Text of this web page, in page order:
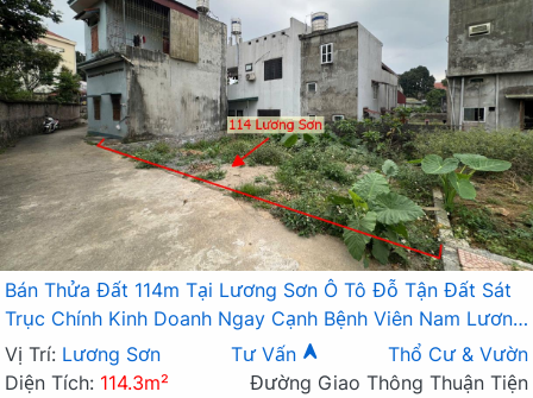
Bán Thửa Đất 114m Tại Lương Sơn Ô Tô Đỗ Tận Đất Sát
Trục Chính Kinh Doanh Ngay Cạnh Bệnh Viên Nam Lương
Sơn
Vị Trí: Lương Sơn Tư Vấn
Thổ Cư & Vườn
Diện Tích: 114.3m²
Đường Giao Thông Thuận Tiện